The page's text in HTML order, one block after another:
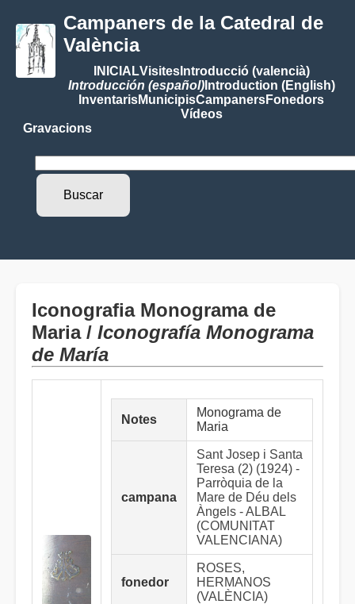
Campaners de la Catedral de
València
INICIALVisitesIntroducció (valencià)
Introducción (español)Introduction (English)
InventarisMunicipisCampanersFonedors
Vídeos
Gravacions
Iconografia Monograma de
Maria / Iconografía Monograma
de María
Notes
Monograma de
Maria
campana
Sant Josep i Santa
Teresa (2) (1924) -
Parròquia de la
Mare de Déu dels
Àngels - ALBAL
(COMUNITAT
VALENCIANA)
fonedor
ROSES,
HERMANOS
(VALÈNCIA)